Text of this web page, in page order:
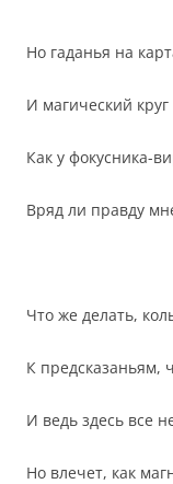
Но гаданья на
И магический
Как у фокусника-
Вряд ли правду
Что же делать,
К предсказаньям,
И ведь здесь все
Но влечет, как